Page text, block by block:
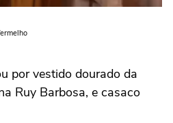
por vestido dourado da
Ruy Barbosa, e casaco